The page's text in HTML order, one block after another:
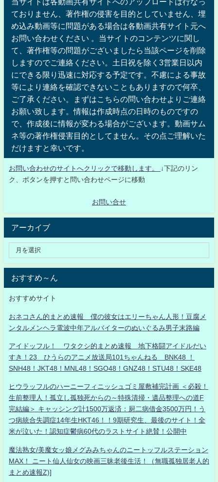
当サイトは各動画共有サイトへのアップロードは行なっ
ておりません、著作権の侵害を目的としていません、埋
め込み動画等に問題がある場合は各動画共有サイト元へ
お問い合わせください 。当サイトのコンテンツに関し
て、著作権等の問題がございましたら当該ページを削除
しますのでご連絡ください。土日祝を除く3営業日以内
にできる限り迅速に対応する予定です。不慮による事故
等により連絡を確認できないこともありますので何卒、
ご了承ください。まずはこちらの問い合わせよりご連絡
お願い致します。情報は作成時点の日時のものですの
で、作成後に情報が変わる場合がございます。動画サム
ネ等の著作権侵害目的としてません。その点ご理解いた
だけますと幸いです。
お問い合わせのサイトへクリックで移動します。
↓下記のリン
ク、ボタンを押すと問い合わせページに移動
お問い合せ
アーカイブ
おすすめ～ん
おすすめサイト
おネコさん的まとめ速報 僕の彼女はエリーちゃん人形！豆腐メ
ンタルメンヘラ電波中年アルバイターのぬいぐるみ男子末路編
アイドッフル！ ワタクシ的まとめ速報 地下格闘アイドルだい
すき！23 ひうらのアニメ放送局101ちゃんねる BNK48 ！
SNH48！JKT48！MNL48！SGO48！GNZ48！STU48！SKE48
ヒウラッフルのハーニーフィニッシュゴミ屋敷補完計画 ＜必殺！
生前整理人！孤立し孤独死からの～特殊清掃・遺品整理への道F
完結編＞ キャッシング計1500万返済：厨二病借金3500万円！う
つ病統合失調症14年生HKT46！！9期研究生、最後のサイト！全
米が泣いた！認知症鬱病60代のラストサイト絶賛！公開中
魔法熟女/美魔女ッ娘メグみみちゃんのニートッフルステーション
MAX！ ニート仙人仙女の映画三昧老後生活！（無職孤独居老人的
まとめ速報Z)]